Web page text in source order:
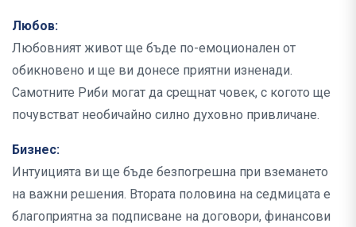
Любов:
Любовният живот ще бъде по-емоционален от
обикновено и ще ви донесе приятни изненади.
Самотните Риби могат да срещнат човек, с когото ще
почувстват необичайно силно духовно привличане.
Бизнес:
Интуицията ви ще бъде безпогрешна при вземането
на важни решения. Втората половина на седмицата е
благоприятна за подписване на договори, финансови